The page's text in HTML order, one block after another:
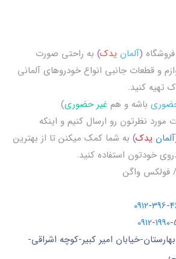
(آلمان یدک) به راحتی صورت
و قطعات جانبی انواع خودروهای آلمانی
تهیه کنید.
باشه و هم غیر حضوری)
مورد نظرتون رو ارسال کنیم و اینکه
آلمان یدک) به شما کمک میکنن تا از بهترین
خودتون استفاده کنید.
0912-396-
0912-1990-
خیابان امیر کبیر-کوچه اشراقی-